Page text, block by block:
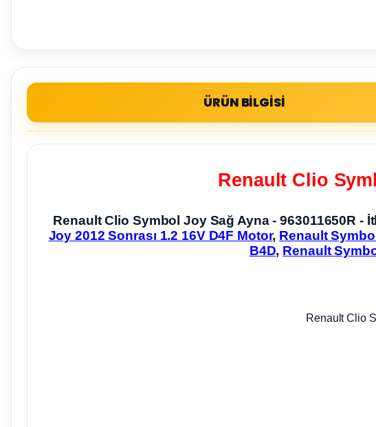
ÜRÜN BİLGİSİ
Renault Clio
Renault Clio Symbol Joy Sağ Ayna - 963011650R -
Joy 2012 Sonrası 1.2 16V D4F Motor, Renault
B4D, Renault
Renault Clio